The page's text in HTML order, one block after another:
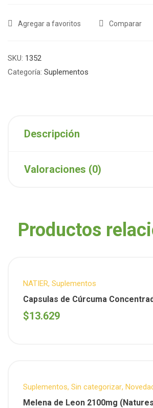
Agregar a favoritos Comparar
SKU: 1352
Categoría: Suplementos
Descripción
Valoraciones (0)
Productos
NATIER, Suplementos
Capsulas de Cúrcuma
Natier )
$13.629
Suplementos, Sin categorizar,
Destacados
Melena de Leon 2100mg